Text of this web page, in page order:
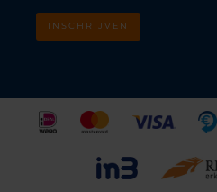
INSCHRIJVEN